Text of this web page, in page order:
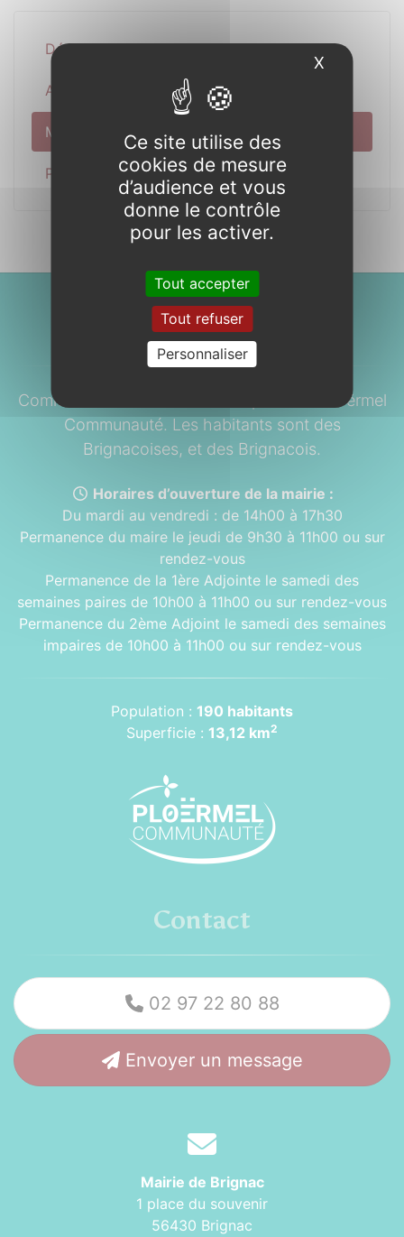
Découverte
Actualité
Municipalité
Pratique
À propos...
Commune du Morbihan faisant partie de Ploërmel
Communauté. Les habitants sont des
Brignacoises, et des Brignacois.
Horaires d’ouverture de la mairie :
Du mardi au vendredi : de 14h00 à 17h30
Permanence du maire le jeudi de 9h30 à 11h00 ou sur
rendez-vous
Permanence de la 1ère Adjointe le samedi des
semaines paires de 10h00 à 11h00 ou sur rendez-vous
Permanence du 2ème Adjoint le samedi des semaines
impaires de 10h00 à 11h00 ou sur rendez-vous
Population : 190 habitants
Superficie : 13,12 km2
Contact
02 97 22 80 88
Envoyer un message
Mairie de Brignac
1 place du souvenir
56430 Brignac
Ce site utilise des
cookies de mesure
d’audience et vous
donne le contrôle
pour les activer.
Tout accepter
Tout refuser
Personnaliser
X Masquer